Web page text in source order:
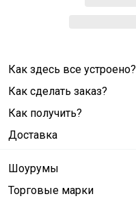
Как здесь все устроено?
Как сделать заказ?
Как получить?
Доставка
Шоурумы
Торговые марки